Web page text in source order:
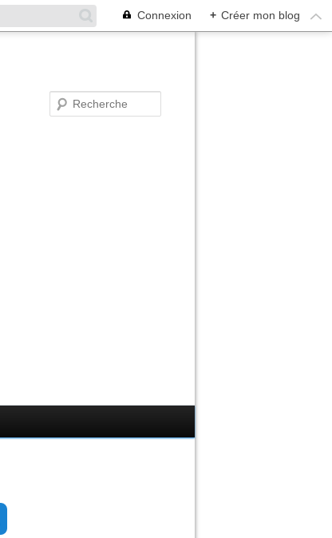
Connexion + Créer mon blog